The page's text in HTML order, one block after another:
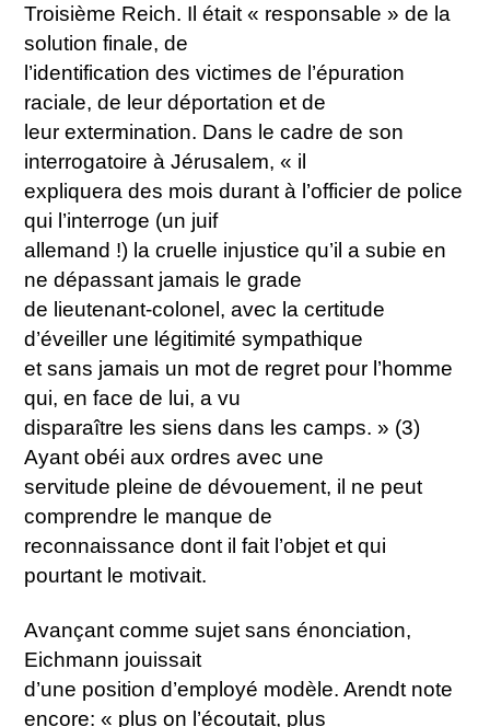
Troisième Reich. Il était « responsable » de la
solution finale, de
l’identification des victimes de l’épuration
raciale, de leur déportation et de
leur extermination. Dans le cadre de son
interrogatoire à Jérusalem, « il
expliquera des mois durant à l’officier de police
qui l’interroge (un juif
allemand !) la cruelle injustice qu’il a subie en
ne dépassant jamais le grade
de lieutenant-colonel, avec la certitude
d’éveiller une légitimité sympathique
et sans jamais un mot de regret pour l’homme
qui, en face de lui, a vu
disparaître les siens dans les camps. » (3)
Ayant obéi aux ordres avec une
servitude pleine de dévouement, il ne peut
comprendre le manque de
reconnaissance dont il fait l’objet et qui
pourtant le motivait.
Avançant comme sujet sans énonciation,
Eichmann jouissait
d’une position d’employé modèle. Arendt note
encore: « plus on l’écoutait, plus